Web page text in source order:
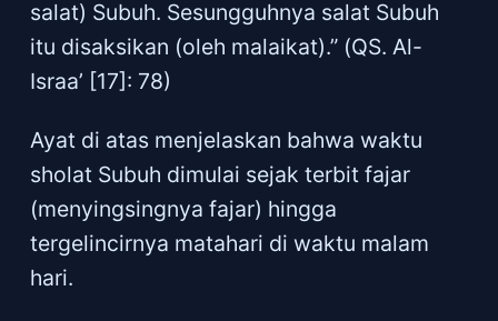
salat) Subuh. Sesungguhnya salat Subuh
itu disaksikan (oleh malaikat).” (QS. Al-
Israa’ [17]: 78)
Ayat di atas menjelaskan bahwa waktu
sholat Subuh dimulai sejak terbit fajar
(menyingsingnya fajar) hingga
tergelincirnya matahari di waktu malam
hari.